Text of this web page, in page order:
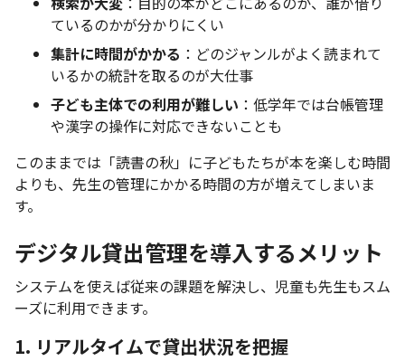
ているのかが分かりにくい
集計に時間がかかる ：どのジャンルがよく読まれて
いるかの統計を取るのが大仕事
子ども主体での利用が難しい ：低学年では台帳管理
や漢字の操作に対応できないことも
このままでは「読書の秋」に子どもたちが本を楽しむ時間
よりも、先生の管理にかかる時間の方が増えてしまいま
す。
デジタル貸出管理を導入するメリット
システムを使えば従来の課題を解決し、児童も先生もスム
ーズに利用できます。
1. リアルタイムで貸出状況を把握